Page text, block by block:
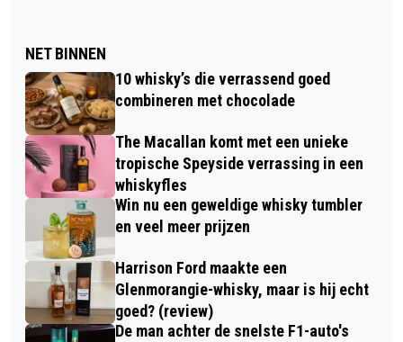
NET BINNEN
10 whisky’s die verrassend goed
combineren met chocolade
The Macallan komt met een unieke
tropische Speyside verrassing in een
whiskyfles
Win nu een geweldige whisky tumbler
en veel meer prijzen
Harrison Ford maakte een
Glenmorangie-whisky, maar is hij echt
goed? (review)
De man achter de snelste F1-auto's